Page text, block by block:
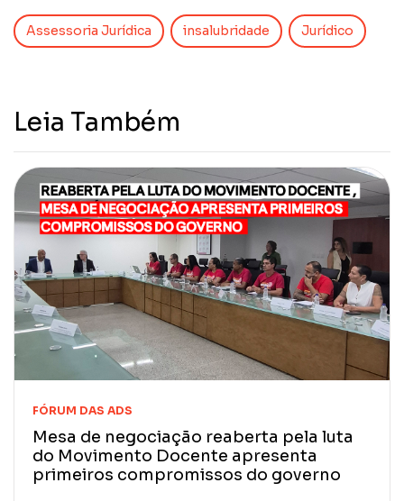
Assessoria Jurídica insalubridade Jurídico
Leia Também
FÓRUM DAS ADS
Mesa de negociação reaberta pela luta
do Movimento Docente apresenta
primeiros compromissos do governo